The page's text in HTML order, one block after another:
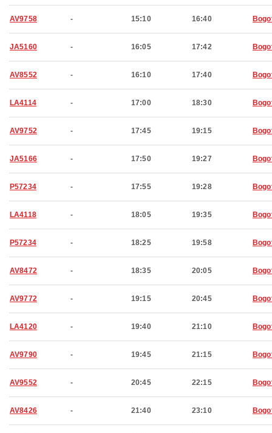
AV9758 - 15:10 16:40
JA5160 - 16:05 17:42
AV8552 - 16:10 17:40
LA4114 - 17:00 18:30
AV9752 - 17:45 19:15
JA5166 - 17:50 19:27
P57234 - 17:55 19:28
LA4118 - 18:05 19:35
P57234 - 18:25 19:58
AV8472 - 18:35 20:05
AV9772 - 19:15 20:45
LA4120 - 19:40 21:10
AV9790 - 19:45 21:15
AV9552 - 20:45 22:15
AV8426 - 21:40 23:10